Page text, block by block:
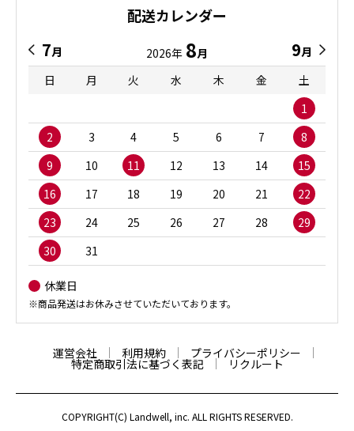
配送カレンダー
7月 2026年 8月 9月
日
月 火 水 木 金
土
1
2
3 4 5 6 7
8
9
10 11 12 13 14
15
16
17 18 19 20 21
22
23
24 25 26 27 28
29
30
31
休業日
※商品発送はお休みさせていただいております。
運営会社 利用規約 プライバシーポリシー
特定商取引法に基づく表記 リクルート
COPYRIGHT(C) Landwell, inc. ALL RIGHTS RESERVED.